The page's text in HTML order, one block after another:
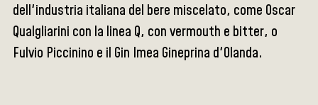
dell'industria italiana del bere miscelato, come Oscar
Qualgliarini con la linea Q, con vermouth e bitter, o
Fulvio Piccinino e il Gin Imea Gineprina d'Olanda.